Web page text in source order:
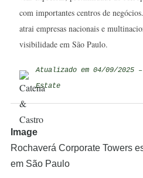
com importantes centros de
atrai empresas nacionais e
visibilidade em São Paulo.
Atualizado em 04/09/2025
Estate
Image
Rochaverá Corporate Towers
em São Paulo